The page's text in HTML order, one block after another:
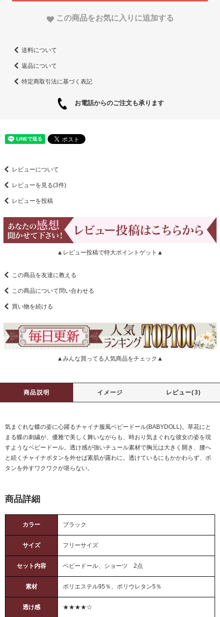
この商品をお気に入りに追加する
送料について
返品について
特定商取引法に基づく表記
お電話からのご注文も承ります
レビューについて
レビューを見る(3件)
レビューを投稿
▲レビュー投稿で特大ポイントゲット▲
この商品を友達に教える
この商品について問い合わせる
買い物を続ける
▲みんな買ってる人気商品をチェック▲
商品説明 イメージ レビュー(3)
気まぐれな蝶の姿に心躍るチャイナ服風ベビードール(BABYDOLL)。草花にと
まる蝶の刺繍が、優雅で美しく舞いながらも、時おり気まぐれな彼女の姿を現
すようなベビードール。透け感が強いチュール素材で胸元は大きく開き、腰へ
と続くチャイナボタンを外せば素肌が露わに。透けているにもかかわらず、ボ
タンを外すワクワクが堪らない。
商品詳細
カラー ブラック
サイズ フリーサイズ
セット内容 ベビードール、ショーツ 2点
素材 ポリエステル95％、ポリウレタン5％
透け感 ★★★★☆